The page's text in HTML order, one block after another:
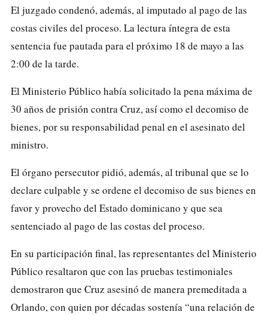
El juzgado condenó, además, al imputado al pago de las
costas civiles del proceso. La lectura íntegra de esta
sentencia fue pautada para el próximo 18 de mayo a las
2:00 de la tarde.
El Ministerio Público había solicitado la pena máxima de
30 años de prisión contra Cruz, así como el decomiso de
bienes, por su responsabilidad penal en el asesinato del
ministro.
El órgano persecutor pidió, además, al tribunal que se lo
declare culpable y se ordene el decomiso de sus bienes en
favor y provecho del Estado dominicano y que sea
sentenciado al pago de las costas del proceso.
En su participación final, las representantes del Ministerio
Público resaltaron que con las pruebas testimoniales
demostraron que Cruz asesinó de manera premeditada a
Orlando, con quien por décadas sostenía “una relación de